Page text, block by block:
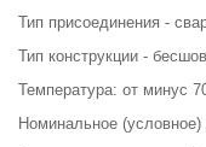
Тип присоединения -
Тип конструкции -
Температура: от минус
Номинальное